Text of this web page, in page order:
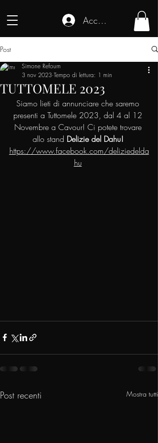
Accedi
Post
TUTTOMELE 2023
Simone Refourn
3 nov 2023 Tempo di lettura: 1 min
Siamo lieti di annunciare che saremo
presenti a Tuttomele 2023, dal 4 al 12
Novembre a Cavour! Ci potete trovare
allo stand Delizie del Dahu!
https://www.facebook.com/deliziedelda
hu
Post recenti Mostra tutti